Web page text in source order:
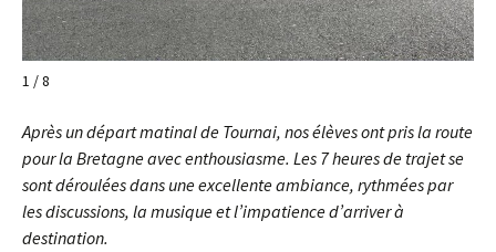
1 / 8
Après un départ matinal de Tournai, nos élèves ont pris la route
pour la Bretagne avec enthousiasme. Les 7 heures de trajet se
sont déroulées dans une excellente ambiance, rythmées par
les discussions, la musique et l’impatience d’arriver à
destination.